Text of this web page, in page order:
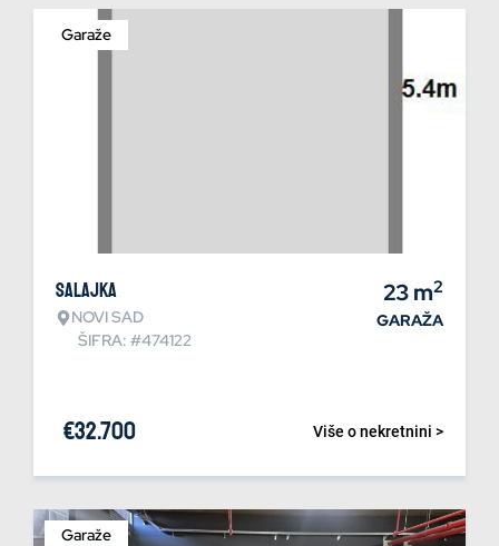
Garaže
Salajka
NOVI SAD
ŠIFRA: #474122
23m2
GARAŽA
Više o nekretnini >
€32.700
Garaže